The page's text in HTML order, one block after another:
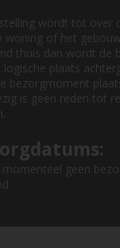
wordt tot over
woning of het
thuis dan wordt de
logische plaats
bezorgmoment
is geen reden tot
momenteel geen